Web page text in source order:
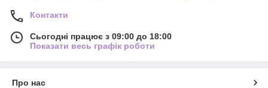
Контакти
Сьогодні працює з 09:00 до 18:00
Показати весь графік роботи
Про нас